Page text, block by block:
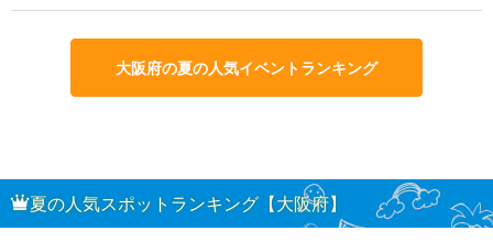
大阪府の夏の人気イベントランキング
夏の人気スポットランキング【大阪府】